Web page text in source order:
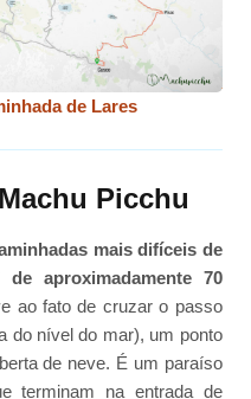
de Lares
Picchu
mais difíceis de
aproximadamente 70
ao fato de cruzar o passo
do nível do mar), um ponto
de neve. É um paraíso
terminam na entrada de